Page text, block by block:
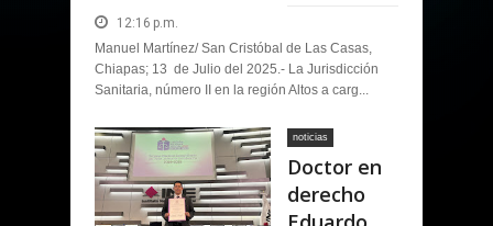
12:16 p.m.
Manuel Martínez/ San Cristóbal de Las Casas,
Chiapas; 13 de Julio del 2025.- La Jurisdicción
Sanitaria, número II en la región Altos a carg...
noticias
Doctor en
derecho